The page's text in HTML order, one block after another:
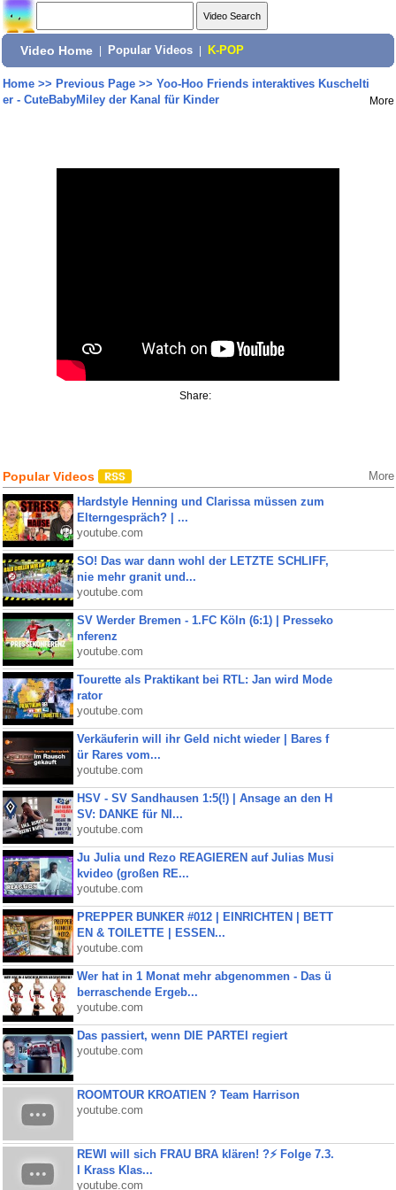
Video Home Popular Videos K-POP
Home>> Previous Page>> Yoo-Hoo Friends interaktives Kuschelti
er - CuteBabyMiley der Kanal für Kinder
More
Share:
Popular Videos More
Hardstyle Henning und Clarissa müssen zum
Elterngespräch? | ...
youtube.com
SO! Das war dann wohl der LETZTE SCHLIFF,
nie mehr granit und...
youtube.com
SV Werder Bremen - 1.FC Köln (6:1) | Presseko
nferenz
youtube.com
Tourette als Praktikant bei RTL: Jan wird Mode
rator
youtube.com
Verkäuferin will ihr Geld nicht wieder | Bares f
ür Rares vom...
youtube.com
HSV - SV Sandhausen 1:5(!) | Ansage an den H
SV: DANKE für NI...
youtube.com
Ju Julia und Rezo REAGIEREN auf Julias Musi
kvideo (großen RE...
youtube.com
PREPPER BUNKER #012 | EINRICHTEN | BETT
EN & TOILETTE | ESSEN...
youtube.com
Wer hat in 1 Monat mehr abgenommen - Das ü
berraschende Ergeb...
youtube.com
Das passiert, wenn DIE PARTEI regiert
youtube.com
ROOMTOUR KROATIEN ? Team Harrison
youtube.com
REWI will sich FRAU BRA klären! ?⚡️ Folge 7.3.
I Krass Klas...
youtube.com